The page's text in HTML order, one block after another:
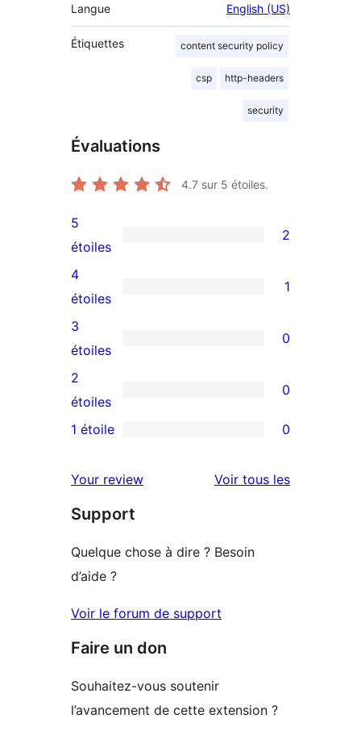
Langue English (US)
Étiquettes content security policy
csp http-headers
security
Évaluations
4.7 sur 5 étoiles.
2
avis
à
5
étoiles
5
étoiles
2
1
avis
à
4
étoile
4
étoiles
1
0
avis
à
3
3
étoiles
0
0
avis
2
2
étoiles
0
à
1
1 étoile 0
Your review Voir tous lesavis
Support
Quelque chose à dire ? Besoin
d’aide ?
Voir le forum de support
Faire un don
Souhaitez-vous soutenir
l’avancement de cette extension ?